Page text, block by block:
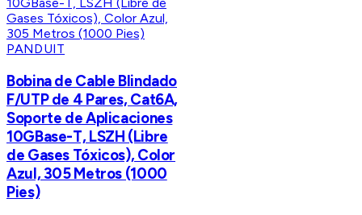
PANDUIT
Bobina de Cable Blindado
F/UTP de 4 Pares, Cat6A,
Soporte de Aplicaciones
10GBase-T, LSZH (Libre
de Gases Tóxicos), Color
Azul, 305 Metros (1000
Pies)